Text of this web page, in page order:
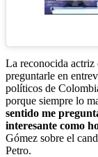
La reconocida actriz
preguntarle en
políticos de
porque siempre lo
sentido me
interesante como
Gómez sobre el
Petro.